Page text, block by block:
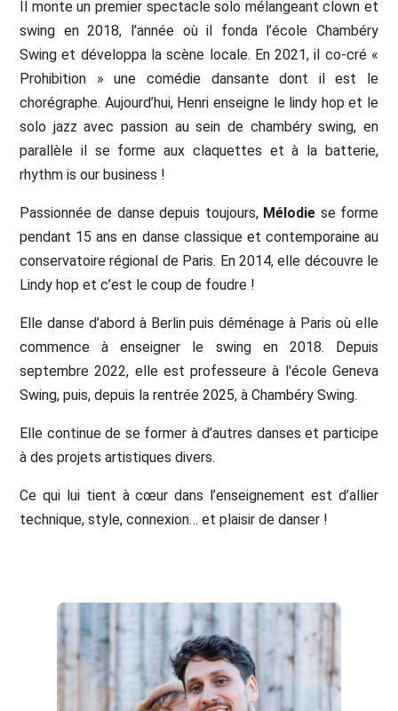
Il monte un premier spectacle solo mélangeant clown et
swing en 2018, l’année où il fonda l’école Chambéry
Swing et développa la scène locale. En 2021, il co-cré «
Prohibition » une comédie dansante dont il est le
chorégraphe. Aujourd’hui, Henri enseigne le lindy hop et le
solo jazz avec passion au sein de chambéry swing, en
parallèle il se forme aux claquettes et à la batterie,
rhythm is our business !
Passionnée de danse depuis toujours, Mélodie se forme
pendant 15 ans en danse classique et contemporaine au
conservatoire régional de Paris. En 2014, elle découvre le
Lindy hop et c’est le coup de foudre !
Elle danse d’abord à Berlin puis déménage à Paris où elle
commence à enseigner le swing en 2018. Depuis
septembre 2022, elle est professeure à l'école Geneva
Swing, puis, depuis la rentrée 2025, à Chambéry Swing.
Elle continue de se former à d’autres danses et participe
à des projets artistiques divers.
Ce qui lui tient à cœur dans l’enseignement est d’allier
technique, style, connexion… et plaisir de danser !